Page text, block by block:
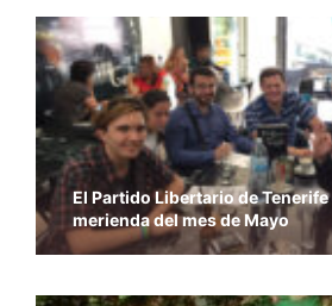
El Partido Libertario de
merienda del mes de Mayo